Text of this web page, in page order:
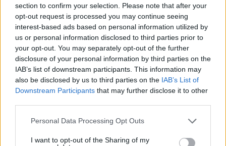
section to confirm your selection. Please note that after your
opt-out request is processed you may continue seeing
interest-based ads based on personal information utilized by
us or personal information disclosed to third parties prior to
your opt-out. You may separately opt-out of the further
disclosure of your personal information by third parties on the
IAB’s list of downstream participants. This information may
also be disclosed by us to third parties on the IAB’s List of
Downstream Participants that may further disclose it to other
Please note that this website/app uses one or more Google
not limited to your visit or usage behaviour. You may click to
Personal Data Processing Opt Outs
I want to opt-out of the Sharing of my
ΣΧΟΛΙΑ(2)
ΠΡΟΣΘΗΚΗ ΣΧΟΛΙΟΥ
Μεγάλη νίκη Τραμπ και Νετανιάχου
15.06.2026, 04:39
Μπράβο σε Τραμπ και Νετανιάχου. Πέτυχαν μεγάλη
νίκη και τώρα η ηγεσία των τρομοκρατών
παντοφλάκηδων εκλιπαρεί για ειρήνη
15.06.2026, 03:31